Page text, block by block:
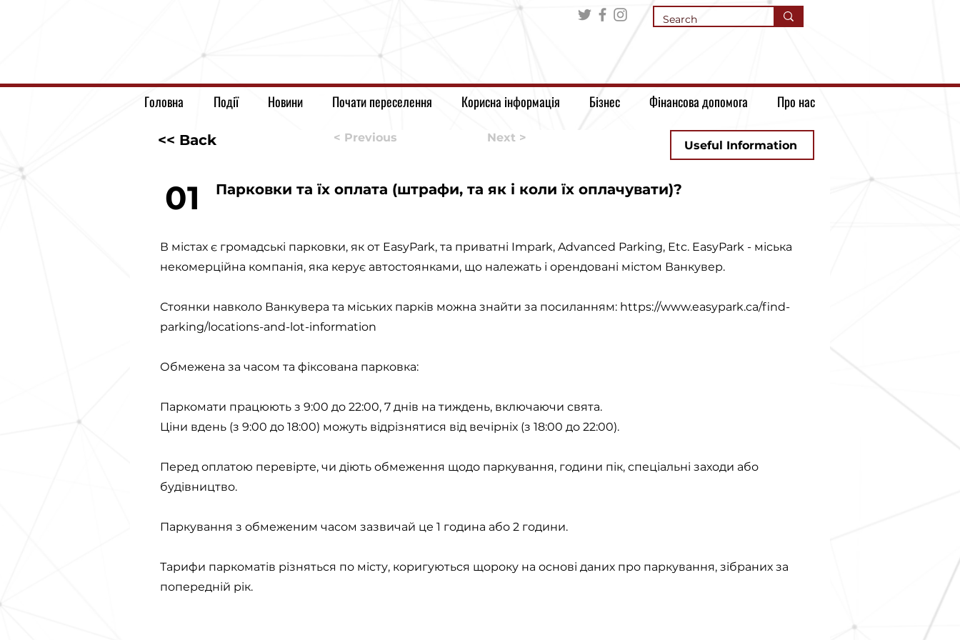
Головна Події Новини Почати переселення Корисна інформація Бізнес Фінансова допомога Про нас
<< Back < Previous Next >
Useful Information
01 Парковки та їх оплата (штрафи, та як і коли їх оплачувати)?
В містах є громадські парковки, як от EasyPark, та приватні Impark, Advanced Parking, Etc. EasyPark - міська
некомерційна компанія, яка керує автостоянками, що належать і орендовані містом Ванкувер.
Стоянки навколо Ванкувера та міських парків можна знайти за посиланням: https://www.easypark.ca/find-
parking/locations-and-lot-information
Обмежена за часом та фіксована парковка:
Паркомати працюють з 9:00 до 22:00, 7 днів на тиждень, включаючи свята.
Ціни вдень (з 9:00 до 18:00) можуть відрізнятися від вечірніх (з 18:00 до 22:00).
Перед оплатою перевірте, чи діють обмеження щодо паркування, години пік, спеціальні заходи або
будівництво.
Паркування з обмеженим часом зазвичай це 1 година або 2 години.
Тарифи паркоматів різняться по місту, коригуються щороку на основі даних про паркування, зібраних за
попередній рік.